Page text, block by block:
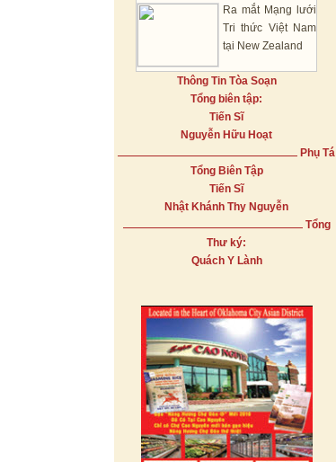
Ra mắt Mạng lưới
Tri thức Việt Nam
tại New Zealand
Thông Tin Tòa Soạn
Tổng biên tập:
Tiến Sĩ
Nguyễn Hữu Hoạt
Phụ Tá
Tổng Biên Tập
Tiến Sĩ
Nhật Khánh Thy Nguyễn
Tổng
Thư ký:
Quách Y Lành